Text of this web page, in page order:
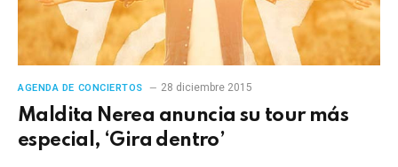
AGENDA DE CONCIERTOS 28 diciembre 2015
Maldita Nerea anuncia su tour más
especial, ‘Gira dentro’